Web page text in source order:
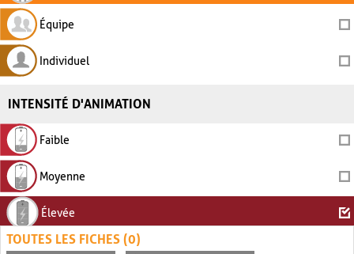
Équipe
Individuel
INTENSITÉ D'ANIMATION
Faible
Moyenne
Élevée
TOUTES LES FICHES (0)